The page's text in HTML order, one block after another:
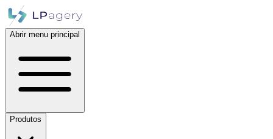
Abrir menu principal
Produtos